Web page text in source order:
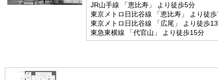
JR山手線 「恵比寿」 より徒歩5分
東京メトロ日比谷線 「恵比寿」 より徒
東京メトロ日比谷線 「広尾」 より徒歩
東急東横線 「代官山」 より徒歩15分